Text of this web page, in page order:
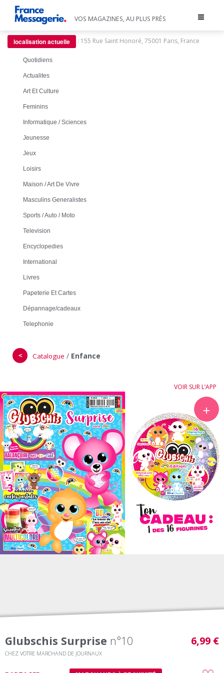
Toggle
VOS MAGAZINES, AU PLUS PRÈS
localisation actuelle : 155 Rue Saint Honoré, 75001 Paris, France
Quotidiens
Actualites
Art Et Culture
Feminins
Informatique / Sciences
Jeunesse
Jeux
Loisirs
Maison / Art De Vivre
Masculins Generalistes
Sports / Auto / Moto
Television
Encyclopedies
International
Livres
Papeterie Et Cartes
Dépannage/cadeaux
Telephonie
＜ Catalogue / Enfance
VOIR SUR L’APP
＋
Glubschis Surprise n°10
CHEZ VOTRE MARCHAND DE JOURNAUX
6,99 €